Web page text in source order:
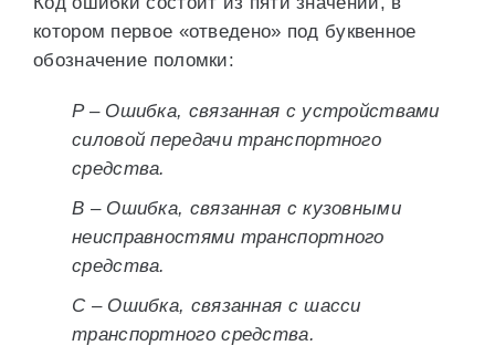
котором первое «отведено» под буквенное
обозначение поломки:
P – Ошибка, связанная с устройствами
силовой передачи транспортного
средства.
B – Ошибка, связанная с кузовными
неисправностями транспортного
средства.
C – Ошибка, связанная с шасси
транспортного средства.